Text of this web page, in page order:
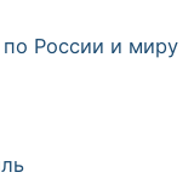
России и миру